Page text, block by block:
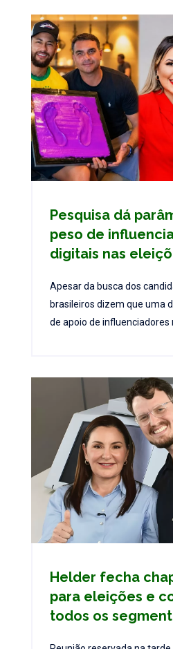
Pesquisa dá
peso de
digitais nas
Apesar da busca dos
brasileiros dizem que uma
de apoio de influenciadores
Helder fecha
para eleições e
todos os